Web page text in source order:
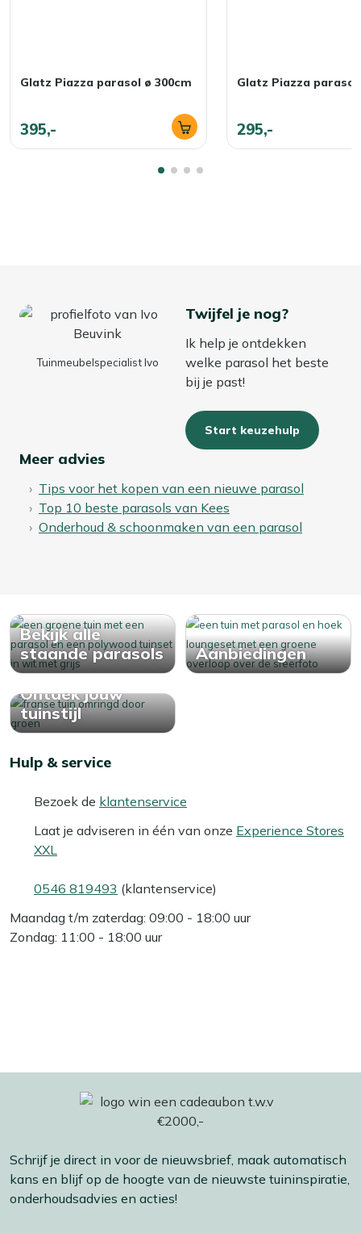
Glatz Piazza parasol ø 300cm
395,-
Glatz Piazza parasol
295,-
Tuinmeubelspecialist Ivo
Twijfel je nog?
Ik help je ontdekken
welke parasol het beste
bij je past!
Start keuzehulp
Meer advies
Tips voor het kopen van een nieuwe parasol
Top 10 beste parasols van Kees
Onderhoud & schoonmaken van een parasol
Bekijk alle
staande parasols
Aanbiedingen
Ontdek jouw
tuinstijl
Hulp & service
Bezoek de klantenservice
Laat je adviseren in één van onze Experience Stores
XXL
0546 819493 (klantenservice)
Maandag t/m zaterdag: 09:00 - 18:00 uur
Zondag: 11:00 - 18:00 uur
Schrijf je direct in voor de nieuwsbrief, maak automatisch
kans en blijf op de hoogte van de nieuwste tuininspiratie,
onderhoudsadvies en acties!